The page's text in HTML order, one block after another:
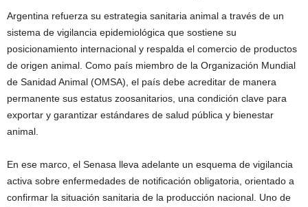
Argentina refuerza su estrategia sanitaria animal a través de un
sistema de vigilancia epidemiológica que sostiene su
posicionamiento internacional y respalda el comercio de productos
de origen animal. Como país miembro de la Organización Mundial
de Sanidad Animal (OMSA), el país debe acreditar de manera
permanente sus estatus zoosanitarios, una condición clave para
exportar y garantizar estándares de salud pública y bienestar
animal.
En ese marco, el Senasa lleva adelante un esquema de vigilancia
activa sobre enfermedades de notificación obligatoria, orientado a
confirmar la situación sanitaria de la producción nacional. Uno de